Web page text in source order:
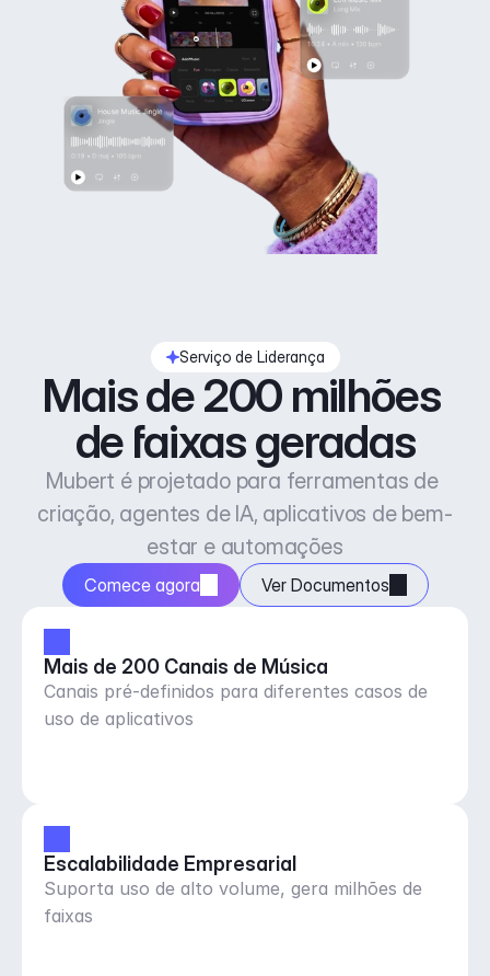
Serviço de Liderança
Mais de 200 milhões
de faixas geradas
Mubert é projetado para ferramentas de
criação, agentes de IA, aplicativos de bem-
estar e automações
Comece agora Ver Documentos
Mais de 200 Canais de Música
Canais pré-definidos para diferentes casos de
uso de aplicativos
Escalabilidade Empresarial
Suporta uso de alto volume, gera milhões de
faixas